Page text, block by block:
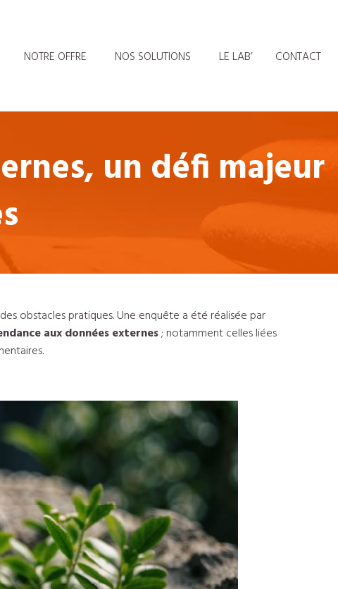
NOTRE OFFRE NOS SOLUTIONS LE LAB’ CONTACT
un défi majeur
obstacles pratiques. Une enquête a été réalisée par
aux données externes; notamment celles liées